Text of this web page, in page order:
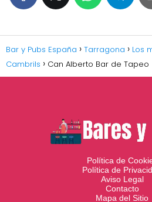
Bar y Pubs España Tarragona
Los
Cambrils
Can Alberto Bar de Tapeo
Política de
Política de
Aviso Legal
Contacto
Mapa del Sitio